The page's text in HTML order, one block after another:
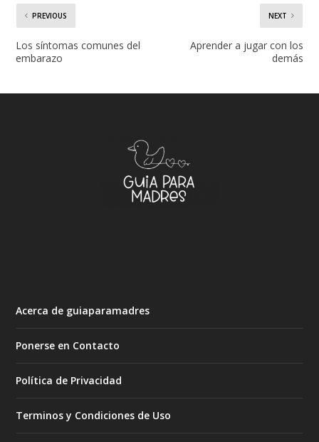
PREVIOUS
Los síntomas comunes del
embarazo
NEXT
Aprender a jugar con los
demás
Acerca de guiaparamadres
Ponerse en Contacto
Política de Privacidad
Terminos y Condiciones de Uso